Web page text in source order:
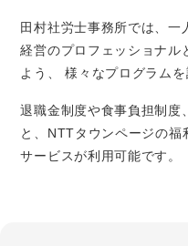
田村社労士事務所では、一
経営のプロフェッショナル
よう、 様々なプログラムを
退職金制度や食事負担制度
と、NTTタウンページの
サービスが利用可能です。